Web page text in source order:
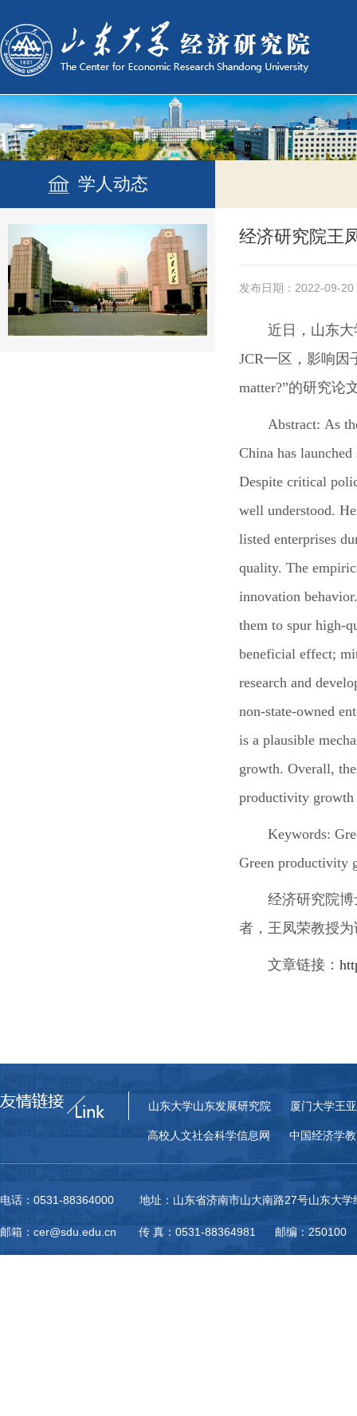
学人动态
经济研究院王
发布日期：2022-09-20
近日，山东
JCR一区，影响因
matter?”的研究论
Abstract: As
China has
Despite critical
well understood.
listed enterprises
quality. The
innovation
them to spur high-
beneficial effect;
research and
non-state-owned
is a plausible
growth. Overall,
productivity
Keywords:
Green productivity
经济研究院
者，王凤荣教授
文章链接：
山东大学山东发展研究院 厦门大学王
高校人文社会科学信息网 中国经济学
电话：0531-88364000 地址：山东省济南市山大南路27号山东大学
邮箱：cer@sdu.edu.cn 传 真：0531-88364981 邮编：250100